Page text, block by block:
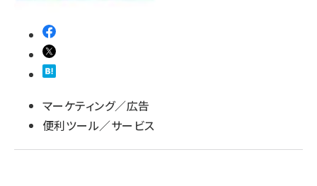
マーケティング／広告
便利ツール／サービス